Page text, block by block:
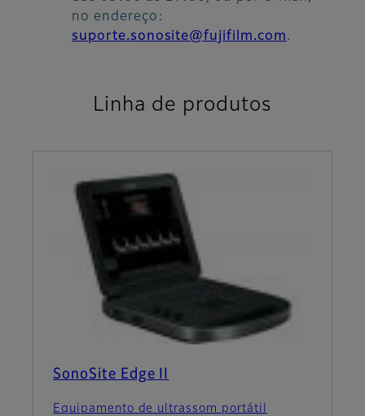
no endereço:
suporte.sonosite@fujifilm.com.
Linha de produtos
SonoSite Edge II
Equipamento de ultrassom portátil